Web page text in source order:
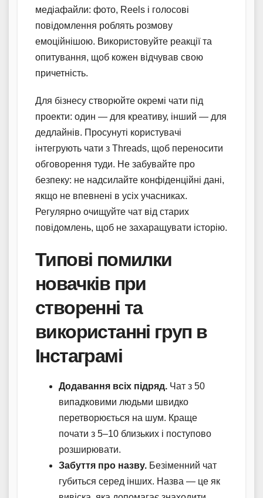
медіафайли: фото, Reels і голосові
повідомлення роблять розмову
емоційнішою. Використовуйте реакції та
опитування, щоб кожен відчував свою
причетність.
Для бізнесу створюйте окремі чати під
проекти: один — для креативу, інший — для
дедлайнів. Просунуті користувачі
інтегрують чати з Threads, щоб переносити
обговорення туди. Не забувайте про
безпеку: не надсилайте конфіденційні дані,
якщо не впевнені в усіх учасниках.
Регулярно очищуйте чат від старих
повідомлень, щоб не захаращувати історію.
Типові помилки
новачків при
створенні та
використанні груп в
Інстаграмі
Додавання всіх підряд. Чат з 50
випадковими людьми швидко
перетворюється на шум. Краще
почати з 5–10 близьких і поступово
розширювати.
Забуття про назву. Безіменний чат
губиться серед інших. Назва — це як